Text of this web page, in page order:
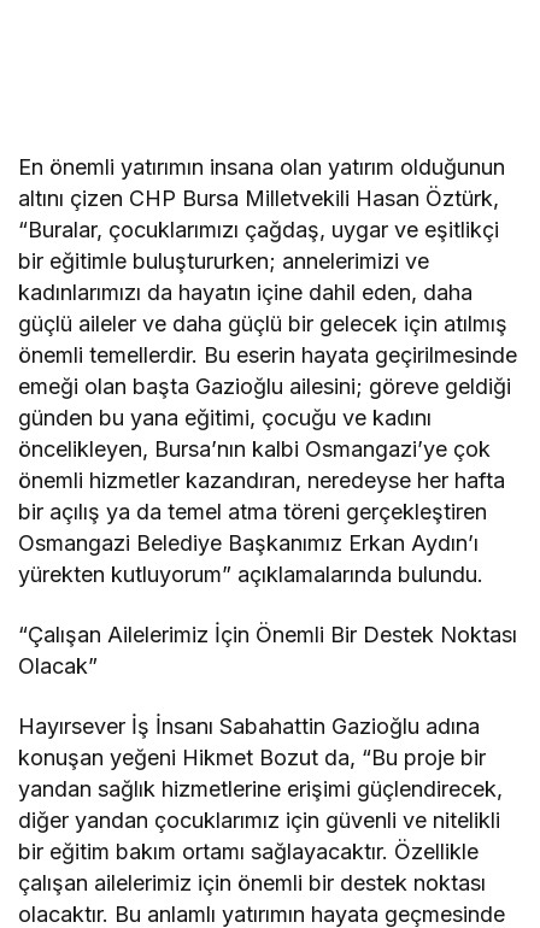
En önemli yatırımın insana olan yatırım olduğunun
altını çizen CHP Bursa Milletvekili Hasan Öztürk,
“Buralar, çocuklarımızı çağdaş, uygar ve eşitlikçi
bir eğitimle buluştururken; annelerimizi ve
kadınlarımızı da hayatın içine dahil eden, daha
güçlü aileler ve daha güçlü bir gelecek için atılmış
önemli temellerdir. Bu eserin hayata geçirilmesinde
emeği olan başta Gazioğlu ailesini; göreve geldiği
günden bu yana eğitimi, çocuğu ve kadını
öncelikleyen, Bursa’nın kalbi Osmangazi’ye çok
önemli hizmetler kazandıran, neredeyse her hafta
bir açılış ya da temel atma töreni gerçekleştiren
Osmangazi Belediye Başkanımız Erkan Aydın’ı
yürekten kutluyorum” açıklamalarında bulundu.
“Çalışan Ailelerimiz İçin Önemli Bir Destek Noktası
Olacak”
Hayırsever İş İnsanı Sabahattin Gazioğlu adına
konuşan yeğeni Hikmet Bozut da, “Bu proje bir
yandan sağlık hizmetlerine erişimi güçlendirecek,
diğer yandan çocuklarımız için güvenli ve nitelikli
bir eğitim bakım ortamı sağlayacaktır. Özellikle
çalışan ailelerimiz için önemli bir destek noktası
olacaktır. Bu anlamlı yatırımın hayata geçmesinde